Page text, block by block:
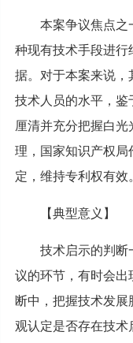
本案争议焦点之
种现有技术手段进行
据。对于本案来说，
技术人员的水平，鉴
厘清并充分把握白
理，国家知识产权局
定，维持专利权有效
【典型意义】
技术启示的判断
议的环节，有时会出
断中，把握技术发
观认定是否存在技术